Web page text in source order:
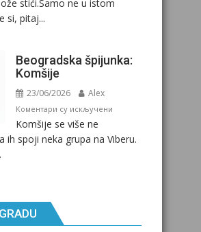
Beogradska
znaš
pitaj
stići.Samo ne u istom
si, pitaj...
Beogradska špijunka:
Komšije
23/06/2026 Alex
Коментари су искљученина
špijunka:
Komšije se više ne
ih spoji neka grupa na Viberu.